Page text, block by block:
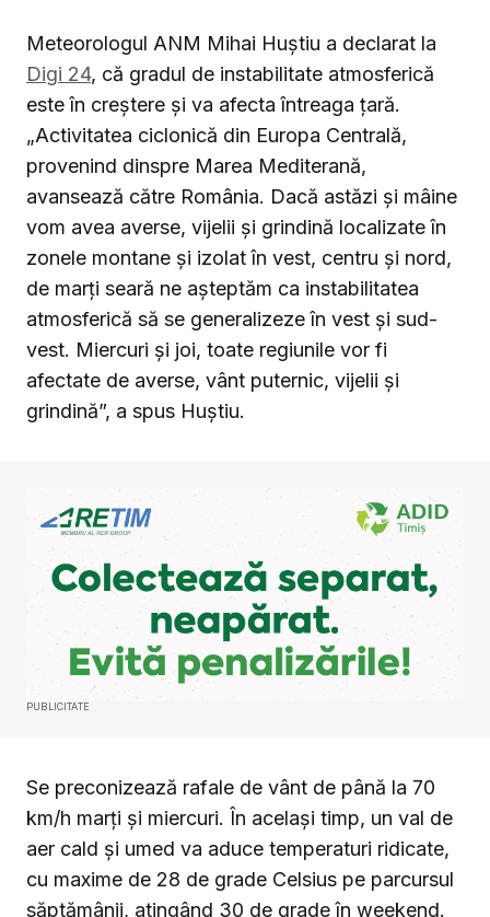
Meteorologul ANM Mihai Huștiu a declarat la
Digi 24, că gradul de instabilitate atmosferică
este în creștere și va afecta întreaga țară.
„Activitatea ciclonică din Europa Centrală,
provenind dinspre Marea Mediterană,
avansează către România. Dacă astăzi și mâine
vom avea averse, vijelii și grindină localizate în
zonele montane și izolat în vest, centru și nord,
de marți seară ne așteptăm ca instabilitatea
atmosferică să se generalizeze în vest și sud-
vest. Miercuri și joi, toate regiunile vor fi
afectate de averse, vânt puternic, vijelii și
grindină”, a spus Huștiu.
PUBLICITATE
Se preconizează rafale de vânt de până la 70
km/h marți și miercuri. În același timp, un val de
aer cald și umed va aduce temperaturi ridicate,
cu maxime de 28 de grade Celsius pe parcursul
săptămânii, atingând 30 de grade în weekend.